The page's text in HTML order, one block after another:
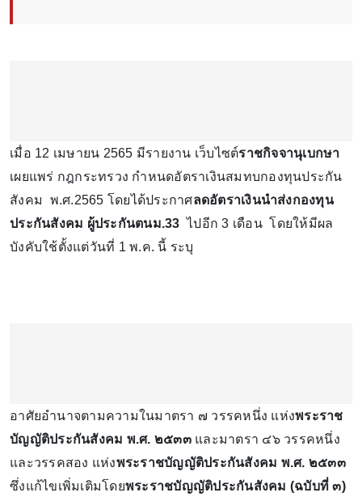
เมื่อ 12 เมษายน 2565 มีรายงาน เว็บไซต์ราชกิจจานุเบกษา
เผยแพร่ กฎกระทรวง กำหนดอัตราเงินสมทบกองทุนประกัน
สังคม พ.ศ.2565 โดยได้ประกาศลดอัตราเงินนำส่งกองทุน
ประกันสังคม ผู้ประกันตนม.33 ไปอีก 3 เดือน โดยให้มีผล
บังคับใช้ตั้งแต่วันที่ 1 พ.ค. นี้ ระบุ
อาศัยอำนาจตามความในมาตรา ๗ วรรคหนึ่ง แห่งพระราช
บัญญัติประกันสังคม พ.ศ. ๒๕๓๓และมาตรา ๔๖ วรรคหนึ่ง
และวรรคสอง แห่งพระราชบัญญัติประกันสังคม พ.ศ. ๒๕๓๓
ซึ่งแก้ไขเพิ่มเติมโดยพระราชบัญญัติประกันสังคม (ฉบับที่ ๓)